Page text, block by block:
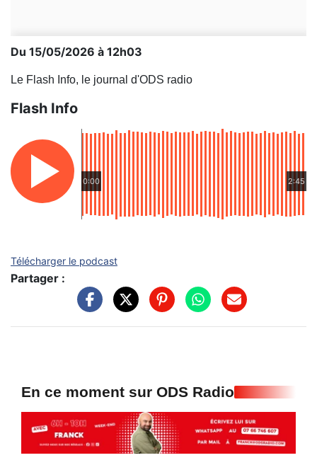
Du 15/05/2026 à 12h03
Le Flash Info, le journal d'ODS radio
Flash Info
0:00 2:45
Télécharger le podcast
Partager :
En ce moment sur ODS Radio